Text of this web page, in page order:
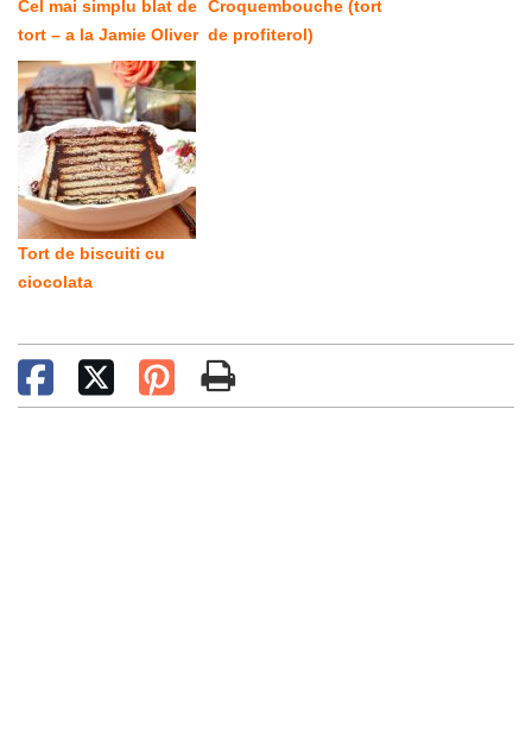
Cel mai simplu blat de
tort – a la Jamie Oliver
Croquembouche (tort
de profiterol)
Tort de biscuiti cu
ciocolata